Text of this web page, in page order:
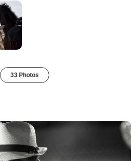
33 Photos